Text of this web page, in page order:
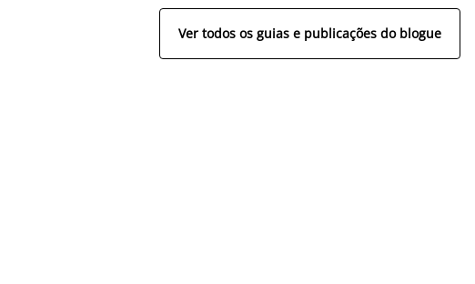
Ver todos os guias e publicações do blogue